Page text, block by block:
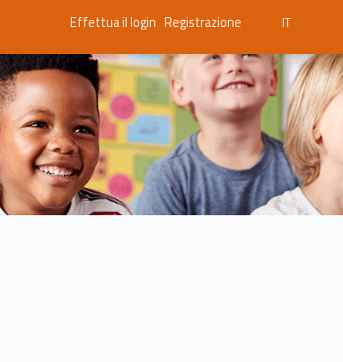
Effettua il login Registrazione IT